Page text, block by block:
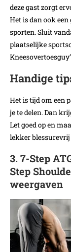
deze gast zorgt
Het is dan ook
sporten. Sluit
plaatselijke
Handige
Het is tijd om een
je te delen. Dan
Let goed op en
lekker
3. 7-Step
Step
weergaven